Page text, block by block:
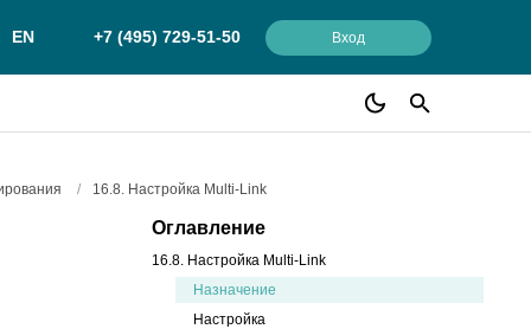
EN +7 (495) 729-51-50 Вход
/ 16.8. Настройка Multi-Link
Оглавление
16.8. Настройка Multi-Link
Назначение
Настройка